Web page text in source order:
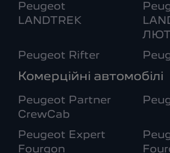
Peugeot
LANDTREK
Peugeot Rifter
Комерційні автомобілі
Peugeot Partner
CrewCab
Peugeot Expert
Fourgon